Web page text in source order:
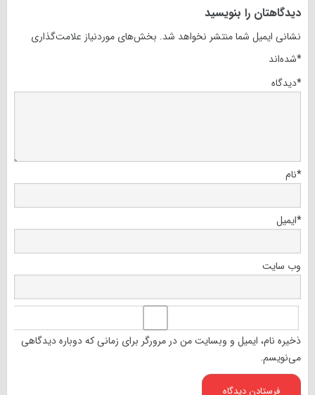
دیدگاهتان را بنویسید
نشانی ایمیل شما منتشر نخواهد شد. بخش‌های موردنیاز علامت‌گذاری
شده‌اند*
دیدگاه*
نام*
ایمیل*
وب‌ سایت
ذخیره نام، ایمیل و وبسایت من در مرورگر برای زمانی که دوباره دیدگاهی
می‌نویسم.